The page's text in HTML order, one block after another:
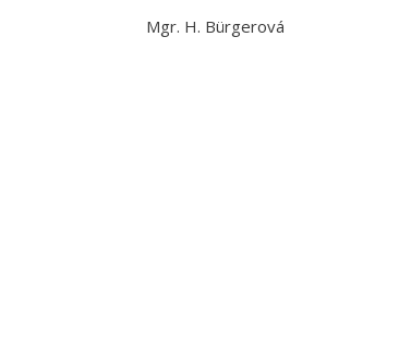
Mgr. H. Bürgerová